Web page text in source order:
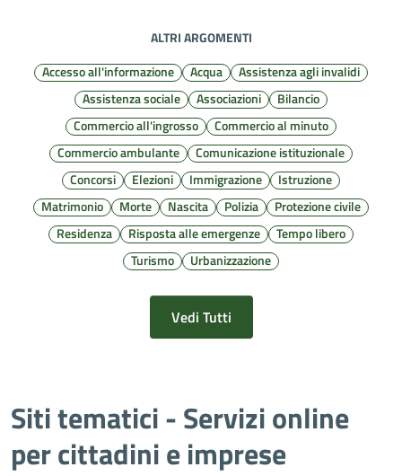
ALTRI ARGOMENTI
Accesso all'informazione
Acqua
Assistenza agli invalidi
Assistenza sociale
Associazioni
Bilancio
Commercio all'ingrosso
Commercio al minuto
Commercio ambulante
Comunicazione istituzionale
Concorsi
Elezioni Immigrazione
Istruzione
Matrimonio
Morte Nascita Polizia
Protezione civile
Residenza
Risposta alle emergenze
Tempo libero
Turismo
Urbanizzazione
Vedi Tutti
Siti tematici - Servizi online
per cittadini e imprese